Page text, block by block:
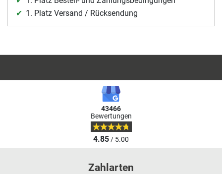
1. Platz Versand / Rücksendung
43466
Bewertungen
4.85/ 5.00
Zahlarten